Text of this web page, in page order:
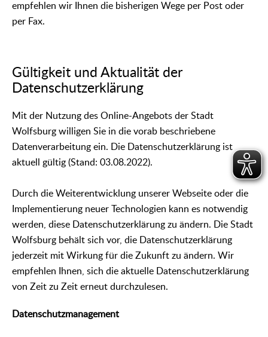
empfehlen wir Ihnen die bisherigen Wege per Post oder
per Fax.
Gültigkeit und Aktualität der
Datenschutzerklärung
Mit der Nutzung des Online-Angebots der Stadt
Wolfsburg willigen Sie in die vorab beschriebene
Datenverarbeitung ein. Die Datenschutzerklärung ist
aktuell gültig (Stand: 03.08.2022).
Durch die Weiterentwicklung unserer Webseite oder die
Implementierung neuer Technologien kann es notwendig
werden, diese Datenschutzerklärung zu ändern. Die Stadt
Wolfsburg behält sich vor, die Datenschutzerklärung
jederzeit mit Wirkung für die Zukunft zu ändern. Wir
empfehlen Ihnen, sich die aktuelle Datenschutzerklärung
von Zeit zu Zeit erneut durchzulesen.
Datenschutzmanagement